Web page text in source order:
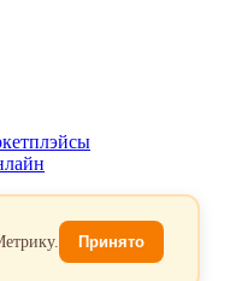
Политика обработки
персональных
Принято